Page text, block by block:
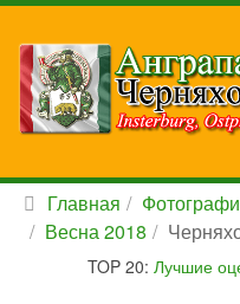
Главная
Весна 2018
TOP 20: Лучшие